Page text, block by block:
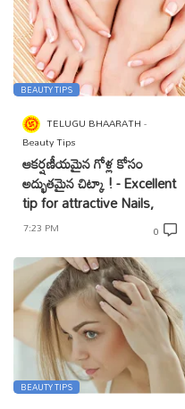
BEAUTY TIPS
TELUGU BHAARATH
Beauty Tips
ఆకర్షణీయమైన గోళ్ల కోసం
అద్భుతమైన చిట్కా ! - Excellent
tip for attractive Nails,
7:23 PM 0
BEAUTY TIPS